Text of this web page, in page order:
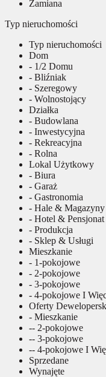
Zamiana
Typ nieruchomości
Typ nieruchomości
Dom
- 1/2 Domu
- Bliźniak
- Szeregowy
- Wolnostojący
Działka
- Budowlana
- Inwestycyjna
- Rekreacyjna
- Rolna
Lokal Użytkowy
- Biura
- Garaż
- Gastronomia
- Hale & Magazyny
- Hotel & Pensjonat
- Produkcja
- Sklep & Usługi
Mieszkanie
- 1-pokojowe
- 2-pokojowe
- 3-pokojowe
- 4-pokojowe I
Oferty
- Mieszkanie
-- 2-pokojowe
-- 3-pokojowe
-- 4-pokojowe I
Sprzedane
Wynajęte